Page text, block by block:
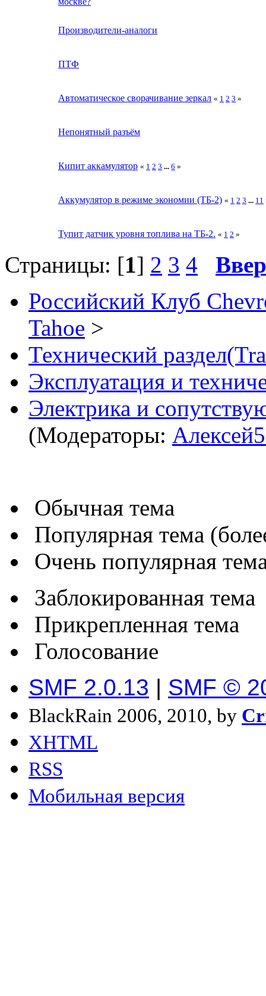
Производители-аналоги
ПТФ
Автоматическое сворачивание зеркал « 1 2 3 »
Непонятный разъём
Кипит аккамулятор « 1 2 3 ... 6 »
Аккумулятор в режиме экономии (ТБ-2) « 1 2 3 ... 11
Тупит датчик уровня топлива на ТБ-2. « 1 2 »
Страницы: [1] 2 3 4
Российский Клуб
Tahoe >
Технический
Эксплуатация и
Электрика и
(Модераторы:
Обычная тема
Популярная тема
Очень популярная
Заблокированная тема
Прикрепленная тема
Голосование
SMF 2.0.13 | SMF ©
BlackRain 2006, 2010, by
XHTML
RSS
Мобильная версия